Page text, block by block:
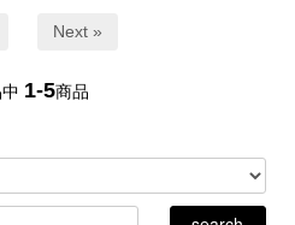
Next »
1-5商品